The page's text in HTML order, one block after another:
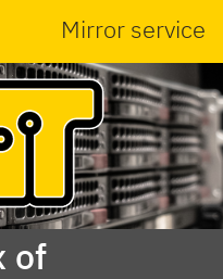
Mirror service
of